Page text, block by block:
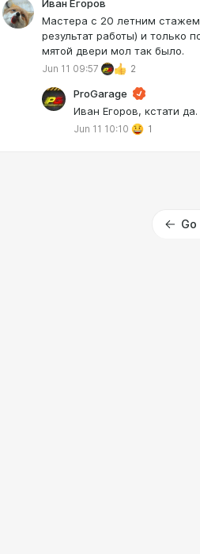
Иван Егоров
Мастера с 20 летним
результат работы) и только
мятой двери мол так было.
Jun 11 09:57 2
ProGarage
Иван Егоров, кстати да.
Jun 11 10:10 1